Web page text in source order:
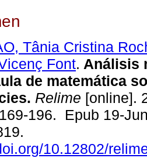
Tânia Cristina
Font. Análisis
de matemática
Relime [online].
196. Epub 19-
10.12802/